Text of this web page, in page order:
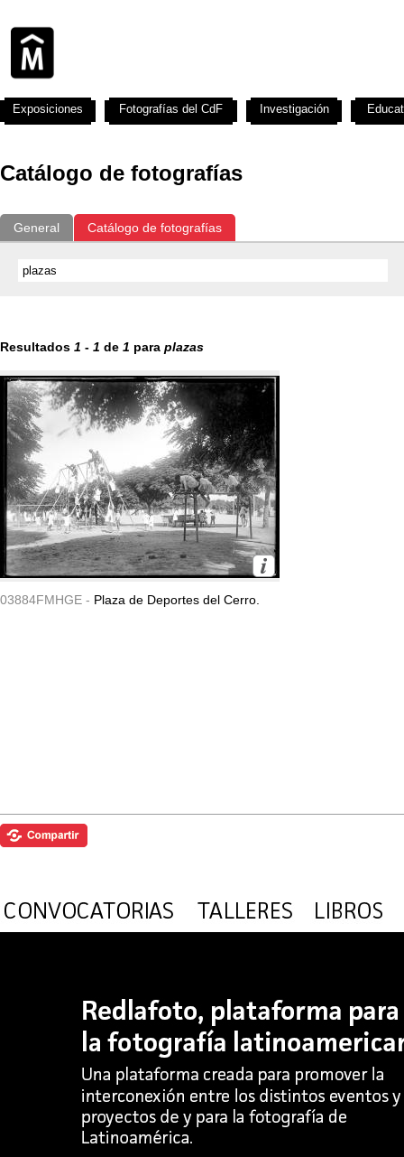
Catálogo de fotografías
General Catálogo de fotografías
Resultados 1 - 1 de 1 para plazas
03884FMHGE - Plaza de Deportes del Cerro.
Exposiciones Fotografías del CdF Investigación